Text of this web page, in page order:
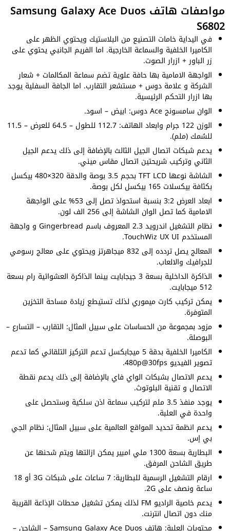
مواصفات هاتف Samsung Galaxy Ace Duos
S6802
في اليداية خامات التصنيع من البلاستيك ويحتوي الظهر على
الكاميرا الخلفية والسماعة الخارجية. اما الفريم الجانبي يحتوي على
زر الباور + ازرار الصوت.
الواجهة الامامية بها حافة علوية تضم سماعة المكالمات + شعار
الشركة و علامة دوس + مستشعر التقارب. اما الجافة السفلية يوجد
بها ازرار التحكم الرئيسية.
الوان سامسونج Ace دوس: ابيض – اسود.
الوزن 122 جرام وابعاد الهاتف: 112.7 للطول – 64.5 للعرض – 11.5
للسُمك (ملم).
يدعم شبكات اتصال الجيل الثالث بالإضافة إلى ذلك يدعم الجيل
الثاني وتركيب شريحتين اتصال مقاس ميني.
الشاشة نوعها TFT LCD بحجم 3.5 بوصة والدقة 320×480 بيكسل
بكثافة بيكسلات 165 بيكسل لكل بوصة.
ابعاد العرض 3:2 بنسبة استحواذ تصل إلى 53% على الواجهة
الامامية كما تصل الوان الشاشة إلى 256 الف لون.
نظام التشغيل اندرويد 2.3 المعروف باسم Gingerbread و واجهة
المستخدم TouchWiz UX UI.
المعالج يصل تردده إلى 832 ميجاهرتز ويحتوي على معالج رسومي
للجرافيك والالعاب.
الذاكرة الداخلية بسعة 3 جيجابايت بينما الذاكرة العشوائية رام بسعة
512 ميجابايت.
يمكن تركيب كارت ميموري لذلك تستيطع زيادة مساحة التخزين
المتوفرة.
مزود بمجموعة من الحساسات على سبيل المثال: التقارب – التسارع –
البوصلة.
الكاميرا الخلفية بدقة 5 ميجابكسل تدعم التركيز التلقائي كما تدعم
تصوير الفيديو 480p@30fps.
يدعم الاتصال بشبكات الواي فاي بالإضافة إلى ذلك يدعم نقطة
الاتصال و تقنية البلوتوث.
يوجد منفذ 3.5 ملم لتركيب سماعة اذن سلكية وستحصل على
واحدة في العلبة.
يدعم انظمة تحديد المواقع العالمية على سبيل المثال: نظام الجي
بي إس.
البطارية بسعة 1300 ملي امبير يمكن ازالتها ويتم شحنها عن
طريق الشاحن المرفق.
ارقام التشغيل الرسمية للبطارية: 7 ساعات على شبكات 3G أو 18
ساعة ونصف على 2G.
يدعم خاصية الراديو FM لذلك يمكن تشغيل محطات الإذاعة القريبة
منك دون اتصال انترنت.
محتويات العلبة: هاتف Samsung Galaxy Ace Duos – الشاحن –